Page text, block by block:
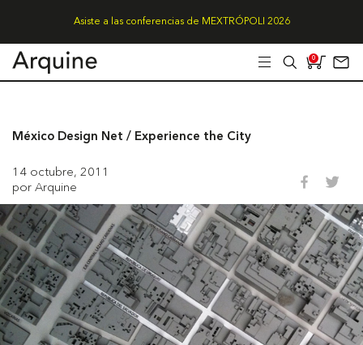
Asiste a las conferencias de MEXTRÓPOLI 2026
0
México Design Net / Experience the City
14 octubre, 2011
por Arquine